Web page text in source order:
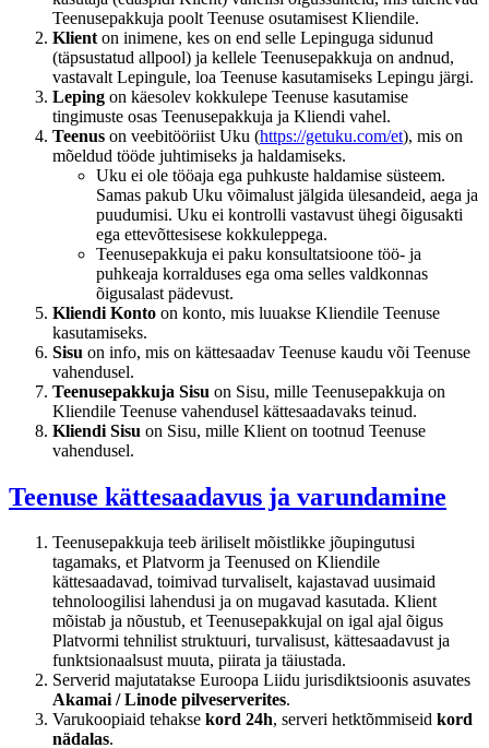
Teenusepakkuja poolt Teenuse osutamisest Kliendile.
Klient on inimene, kes on end selle Lepinguga sidunud
(täpsustatud allpool) ja kellele Teenusepakkuja on andnud,
vastavalt Lepingule, loa Teenuse kasutamiseks Lepingu järgi.
Leping on käesolev kokkulepe Teenuse kasutamise
tingimuste osas Teenusepakkuja ja Kliendi vahel.
Teenus on veebitööriist Uku (https://getuku.com/et), mis on
mõeldud tööde juhtimiseks ja haldamiseks.
Uku ei ole tööaja ega puhkuste haldamise süsteem.
Samas pakub Uku võimalust jälgida ülesandeid, aega ja
puudumisi. Uku ei kontrolli vastavust ühegi õigusakti
ega ettevõttesisese kokkuleppega.
Teenusepakkuja ei paku konsultatsioone töö- ja
puhkeaja korralduses ega oma selles valdkonnas
õigusalast pädevust.
Kliendi Konto on konto, mis luuakse Kliendile Teenuse
kasutamiseks.
Sisu on info, mis on kättesaadav Teenuse kaudu või Teenuse
vahendusel.
Teenusepakkuja Sisu on Sisu, mille Teenusepakkuja on
Kliendile Teenuse vahendusel kättesaadavaks teinud.
Kliendi Sisu on Sisu, mille Klient on tootnud Teenuse
vahendusel.
Teenuse kättesaadavus ja varundamine
Teenusepakkuja teeb äriliselt mõistlikke jõupingutusi
tagamaks, et Platvorm ja Teenused on Kliendile
kättesaadavad, toimivad turvaliselt, kajastavad uusimaid
tehnoloogilisi lahendusi ja on mugavad kasutada. Klient
mõistab ja nõustub, et Teenusepakkujal on igal ajal õigus
Platvormi tehnilist struktuuri, turvalisust, kättesaadavust ja
funktsionaalsust muuta, piirata ja täiustada.
Serverid majutatakse Euroopa Liidu jurisdiktsioonis asuvates
Akamai / Linode pilveserverites.
Varukoopiaid tehakse kord 24h, serveri hetktõmmiseid kord
nädalas.